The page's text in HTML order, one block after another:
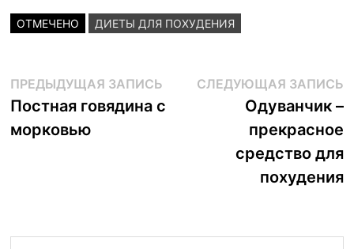
ОТМЕЧЕНО ДИЕТЫ ДЛЯ ПОХУДЕНИЯ
Навигация
по
записям
ПРЕДЫДУЩАЯ ЗАПИСЬПредыдущая
запись:
Постная говядина с
морковью
СЛЕДУЮЩАЯ ЗАПИСЬ
Одуванчик –
прекрасное
средство для
похудения